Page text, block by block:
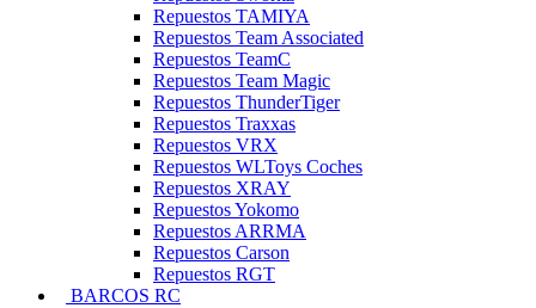
Repuestos TAMIYA
Repuestos Team Associated
Repuestos TeamC
Repuestos Team Magic
Repuestos ThunderTiger
Repuestos Traxxas
Repuestos VRX
Repuestos WLToys Coches
Repuestos XRAY
Repuestos Yokomo
Repuestos ARRMA
Repuestos Carson
Repuestos RGT
BARCOS RC